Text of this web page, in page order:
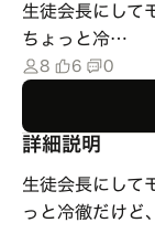
生徒会長にして
ちょっと冷…
8 6 0
詳細説明
生徒会長にして
っと冷徹だけど